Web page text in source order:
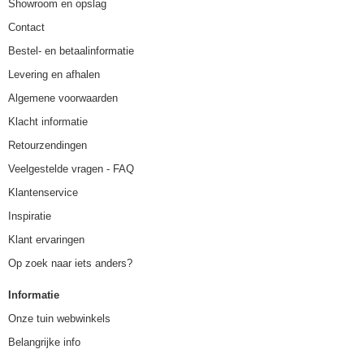
Showroom en opslag
Contact
Bestel- en betaalinformatie
Levering en afhalen
Algemene voorwaarden
Klacht informatie
Retourzendingen
Veelgestelde vragen - FAQ
Klantenservice
Inspiratie
Klant ervaringen
Op zoek naar iets anders?
Informatie
Onze tuin webwinkels
Belangrijke info